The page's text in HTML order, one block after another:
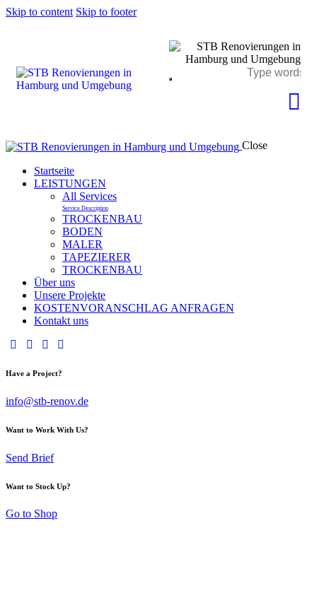
Skip to content Skip to footer
Close
Startseite
LEISTUNGEN
All Services
Service Description
TROCKENBAU
BODEN
MALER
TAPEZIERER
TROCKENBAU
Über uns
Unsere Projekte
KOSTENVORANSCHLAG ANFRAGEN
Kontakt uns
Have a Project?
info@stb-renov.de
Want to Work With Us?
Send Brief
Want to Stock Up?
Go to Shop